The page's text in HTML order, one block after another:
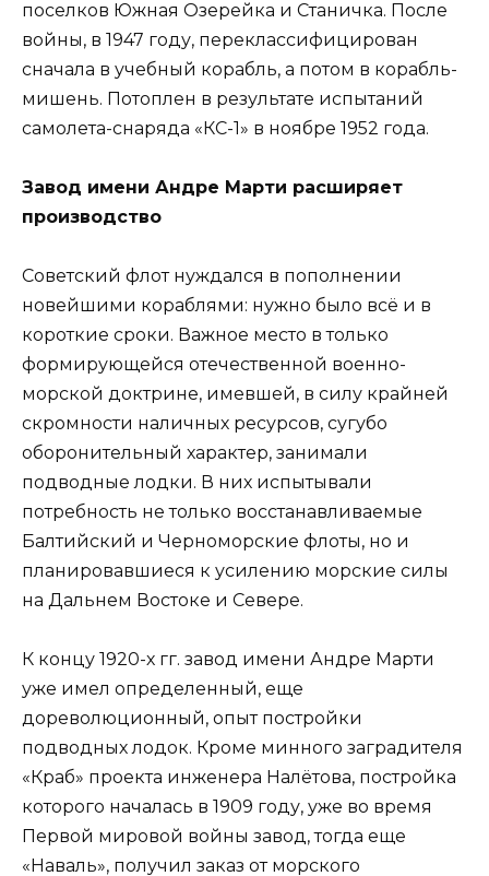
поселков Южная Озерейка и Станичка. После
войны, в 1947 году, переклассифицирован
сначала в учебный корабль, а потом в корабль-
мишень. Потоплен в результате испытаний
самолета-снаряда «КС-1» в ноябре 1952 года.
Завод имени Андре Марти расширяет
производство
Советский флот нуждался в пополнении
новейшими кораблями: нужно было всё и в
короткие сроки. Важное место в только
формирующейся отечественной военно-
морской доктрине, имевшей, в силу крайней
скромности наличных ресурсов, сугубо
оборонительный характер, занимали
подводные лодки. В них испытывали
потребность не только восстанавливаемые
Балтийский и Черноморские флоты, но и
планировавшиеся к усилению морские силы
на Дальнем Востоке и Севере.
К концу 1920-х гг. завод имени Андре Марти
уже имел определенный, еще
дореволюционный, опыт постройки
подводных лодок. Кроме минного заградителя
«Краб» проекта инженера Налётова, постройка
которого началась в 1909 году, уже во время
Первой мировой войны завод, тогда еще
«Наваль», получил заказ от морского